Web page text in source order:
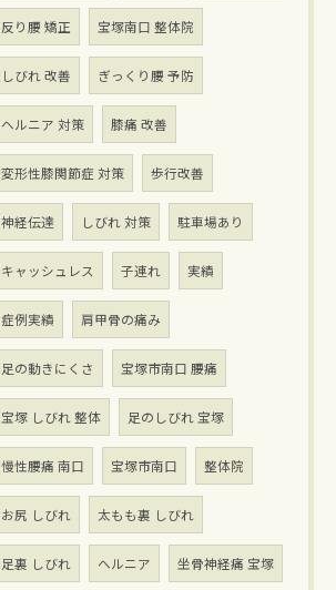
反り腰 矯正 宝塚南口 整体院
しびれ 改善 ぎっくり腰 予防
ヘルニア 対策 膝痛 改善
変形性膝関節症 対策 歩行改善
神経伝達 しびれ 対策 駐車場あり
キャッシュレス 子連れ 実績
症例実績 肩甲骨の痛み
足の動きにくさ 宝塚市南口 腰痛
宝塚 しびれ 整体 足のしびれ 宝塚
慢性腰痛 南口 宝塚市南口 整体院
お尻 しびれ 太もも裏 しびれ
足裏 しびれ ヘルニア 坐骨神経痛 宝塚